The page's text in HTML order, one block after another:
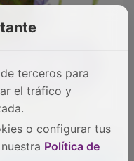
terceros para
el tráfico y
o configurar tus
Política de